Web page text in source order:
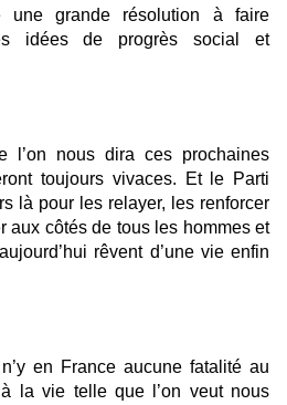
une grande résolution à faire
idées de progrès social et
l’on nous dira ces prochaines
toujours vivaces. Et le Parti
là pour les relayer, les renforcer
aux côtés de tous les hommes et
rêvent d’une vie enfin
en France aucune fatalité au
la vie telle que l’on veut nous